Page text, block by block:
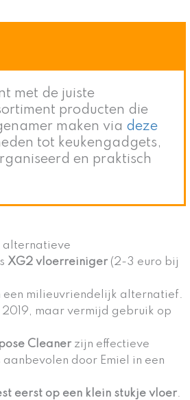
met de juiste
producten die
maken via deze
tot keukengadgets,
en praktisch
alternatieve
XG2 vloerreiniger (2-3 euro bij
een milieuvriendelijk alternatief.
2019, maar vermijd gebruik op
Cleaner zijn effectieve
door Emiel in een
eerst op een klein stukje vloer.